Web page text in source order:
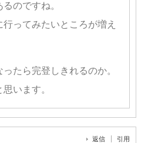
のですね。
ってみたいところが増え
たら完登しきれるのか。
います。
返信 引用